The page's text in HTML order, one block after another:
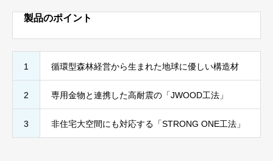
製品のポイント
1 循環型森林経営から生まれた地球に優しい構造材
2 専用金物と連携した高耐震の「JWOOD工法」
3 非住宅大空間にも対応する「STRONG ONE工法」